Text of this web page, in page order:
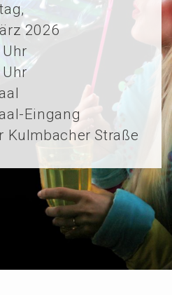
2026
Eingang
Kulmbacher Straße